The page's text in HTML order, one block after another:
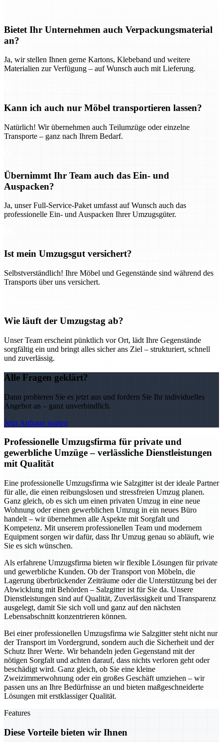
Bietet Ihr Unternehmen auch Verpackungsmaterial
an?
Ja, wir stellen Ihnen gerne Kartons, Klebeband und weitere
Materialien zur Verfügung – auf Wunsch auch mit Lieferung.
Kann ich auch nur Möbel transportieren lassen?
Natürlich! Wir übernehmen auch Teilumzüge oder einzelne
Transporte – ganz nach Ihrem Bedarf.
Übernimmt Ihr Team auch das Ein- und
Auspacken?
Ja, unser Full-Service-Paket umfasst auf Wunsch auch das
professionelle Ein- und Auspacken Ihrer Umzugsgüter.
Ist mein Umzugsgut versichert?
Selbstverständlich! Ihre Möbel und Gegenstände sind während des
Transports über uns versichert.
Wie läuft der Umzugstag ab?
Unser Team erscheint pünktlich vor Ort, lädt Ihre Gegenstände
sorgfältig ein und bringt alles sicher ans Ziel – strukturiert, schnell
und zuverlässig.
Alle Fragen geklärt?
Dann probieren Sie es jetzt aus und fordern Sie Ihr individuelles
Angebot an – ganz unverbindlich.
Jetzt Anfrage starten
Professionelle Umzugsfirma für private und
gewerbliche Umzüge – verlässliche Dienstleistungen
mit Qualität
Eine professionelle Umzugsfirma wie Salzgitter ist der ideale Partner
für alle, die einen reibungslosen und stressfreien Umzug planen.
Ganz gleich, ob es sich um einen privaten Umzug in eine neue
Wohnung oder einen gewerblichen Umzug in ein neues Büro
handelt – wir übernehmen alle Aspekte mit Sorgfalt und
Kompetenz. Mit unserem professionellen Team und modernem
Equipment sorgen wir dafür, dass Ihr Umzug genau so abläuft, wie
Sie es sich wünschen.
Als erfahrene Umzugsfirma bieten wir flexible Lösungen für private
und gewerbliche Kunden. Ob der Transport von Möbeln, die
Lagerung überbrückender Zeiträume oder die Unterstützung bei der
Abwicklung mit Behörden – Salzgitter ist für Sie da. Unsere
Dienstleistungen sind auf Qualität, Zuverlässigkeit und Transparenz
ausgelegt, damit Sie sich voll und ganz auf den nächsten
Lebensabschnitt konzentrieren können.
Bei einer professionellen Umzugsfirma wie Salzgitter steht nicht nur
der Transport im Vordergrund, sondern auch die Sicherheit und der
Schutz Ihrer Werte. Wir behandeln jeden Gegenstand mit der
nötigen Sorgfalt und achten darauf, dass nichts verloren geht oder
beschädigt wird. Ganz gleich, ob Sie eine kleine
Zweizimmerwohnung oder ein großes Geschäft umziehen – wir
passen uns an Ihre Bedürfnisse an und bieten maßgeschneiderte
Lösungen mit erstklassiger Qualität.
Features
Diese Vorteile bieten wir Ihnen